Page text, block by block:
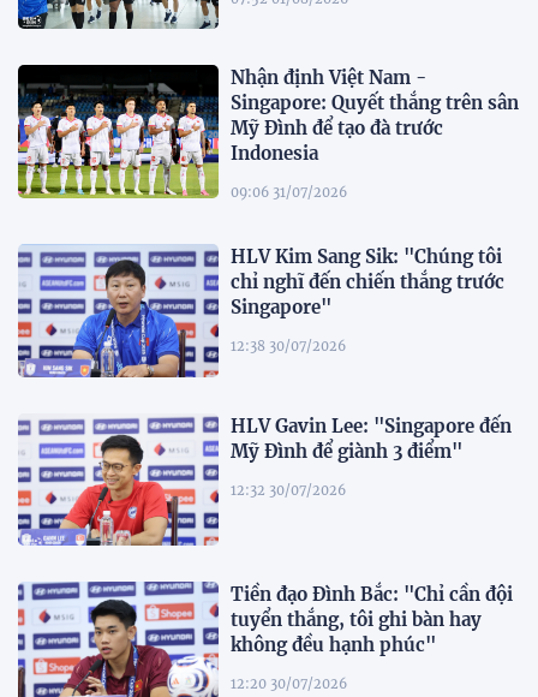
Nhận định Việt Nam -
Singapore: Quyết thắng trên sân
Mỹ Đình để tạo đà trước
Indonesia
09:06 31/07/2026
HLV Kim Sang Sik: "Chúng tôi
chỉ nghĩ đến chiến thắng trước
Singapore"
12:38 30/07/2026
HLV Gavin Lee: "Singapore đến
Mỹ Đình để giành 3 điểm"
12:32 30/07/2026
Tiền đạo Đình Bắc: "Chỉ cần đội
tuyển thắng, tôi ghi bàn hay
không đều hạnh phúc"
12:20 30/07/2026